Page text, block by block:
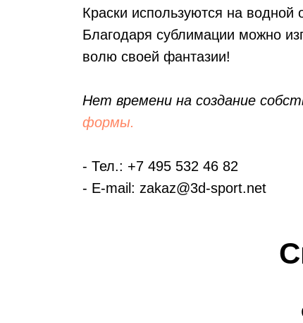
Краски используются на водной
Благодаря сублимации можно
волю своей фантазии!
Нет времени на создание
формы.
- Тел.: +7 495 532 46 82
- E-mail: zakaz@3d-sport.net